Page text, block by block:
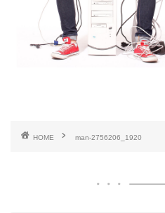
HOME man-2756206_1920